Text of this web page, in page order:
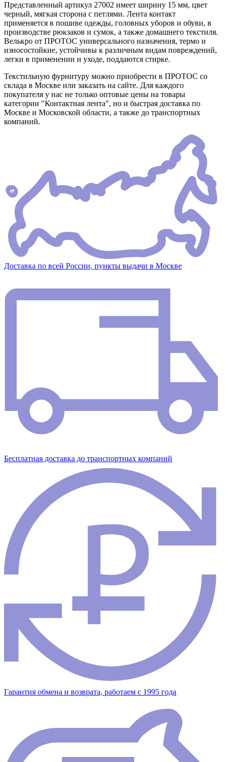
Представленный артикул 27002 имеет ширину 15 мм, цвет
черный, мягкая сторона с петлями. Лента контакт
применяется в пошиве одежды, головных уборов и обуви, в
производстве рюкзаков и сумок, а также домашнего текстиля.
Велькро от ПРОТОС универсального назначения, термо и
износостойкие, устойчивы к различным видам повреждений,
легки в применении и уходе, поддаются стирке.
Текстильную фурнитуру можно приобрести в ПРОТОС со
склада в Москве или заказать на сайте. Для каждого
покупателя у нас не только оптовые цены на товары
категории "Контактная лента", но и быстрая доставка по
Москве и Московской области, а также до транспортных
компаний.
Доставка по всей России, пункты выдачи в Москве
Бесплатная доставка до транспортных компаний
Гарантия обмена и возврата, работаем с 1995 года